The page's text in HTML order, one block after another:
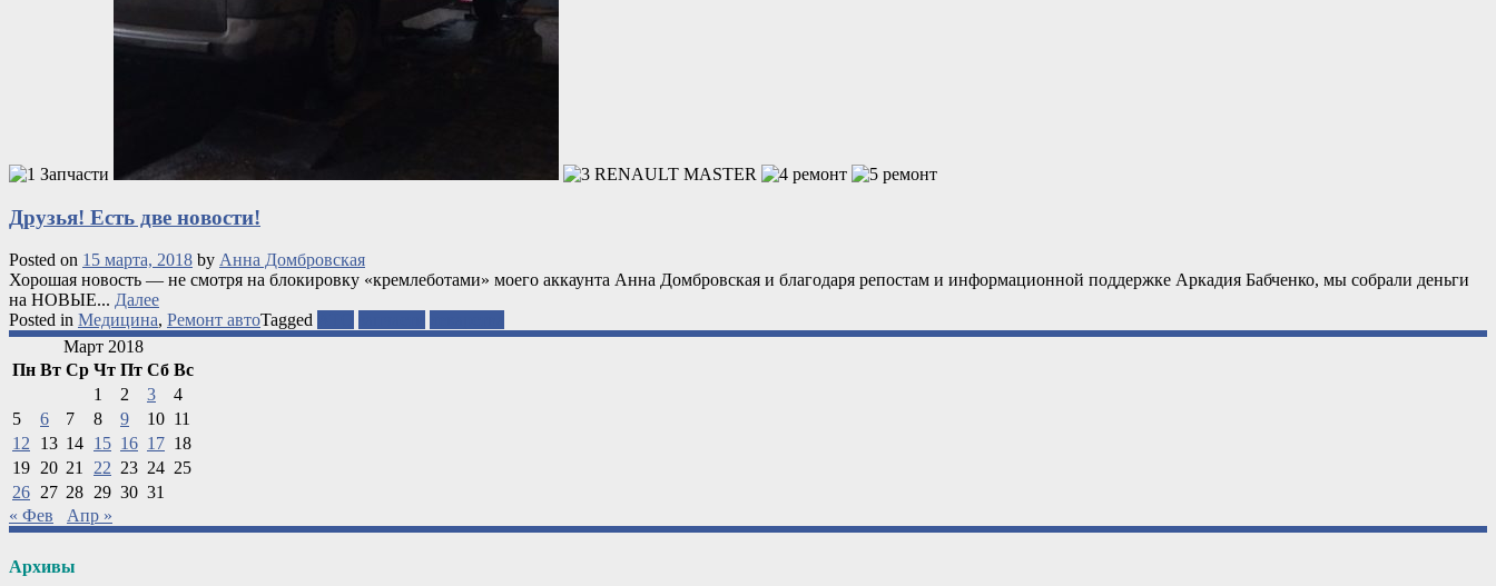
Друзья! Есть две новости!
Posted on 15 марта, 2018 by Анна Домбровская
Хорошая новость — не смотря на блокировку «кремлеботами» моего аккаунта Анна Домбровская и благодаря репостам и информационной поддержке Аркадия Бабченко, мы собрали деньги
на НОВЫЕ... Далее
Posted in Медицина, Ремонт автоTagged
Март 2018
Пн Вт Ср Чт Пт Сб Вс
1
2 3
4
5
6 7 8 9 10 11
12
13 14 15 16 17 18
19 20 21 22 23 24 25
26 27 28 29 30 31
« Фев
Апр »
Архивы